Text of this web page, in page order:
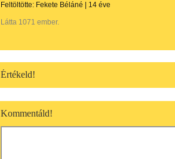
Feltöltötte: Fekete Béláné 14 éve
Látta 1071 ember.
Értékeld!
Kommentáld!